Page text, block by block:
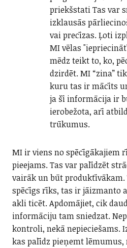
priekšstati Tas var
izklausās
vai precīzas. Ļoti
MI vēlas
mēdz teikt to, ko,
dzirdēt. MI “zina”
kuru tas ir mācīts
ja šī informācija ir
ierobežota, arī
trūkumus.
MI ir viens no spēcīgākajiem
pieejams. Tas var palīdzēt
vairāk un būt produktīvākam.
spēcīgs rīks, tas ir jāizmanto
akli ticēt. Apdomājiet, cik
informāciju tam sniedzat.
kontroli, nekā nepieciešams.
kas palīdz pieņemt lēmumus,